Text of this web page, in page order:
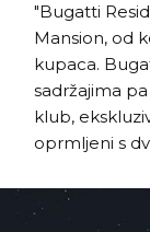
"Bugatti
Mansion, od
kupaca.
sadržajima
klub,
oprmljeni s